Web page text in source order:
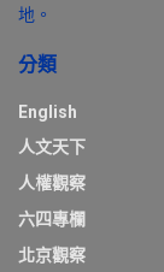
地。
分類
English
人文天下
人權觀察
六四專欄
北京觀察